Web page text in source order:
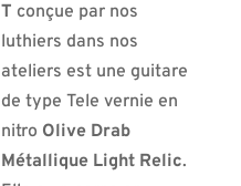
T conçue par nos
luthiers dans nos
ateliers est une guitare
de type Tele vernie en
nitro Olive Drab
Métallique Light Relic.